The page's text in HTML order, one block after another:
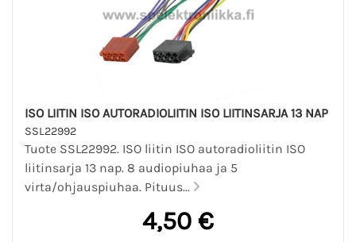
ISO LIITIN ISO AUTORADIOLIITIN ISO LIITINSARJA 13 NAP
SSL22992
Tuote SSL22992. ISO liitin ISO autoradioliitin ISO
liitinsarja 13 nap. 8 audiopiuhaa ja 5
virta/ohjauspiuhaa. Pituus...
4,50 €